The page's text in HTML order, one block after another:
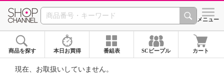
SHOP CHANNEL ショッ
メニュー
商品を探す 本日お買得 番組表 SCピープル カート
現在、お取扱いしていません。